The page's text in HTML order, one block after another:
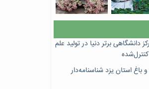
تهران در جمع ۳ مرکز دانشگاهی برتر دنیا در تولید علم
۴۵۰ گلخانه و باغ استان یزد شناسنامه‌دار